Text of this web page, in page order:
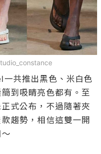
共推出黑色、米白色
到吸睛亮色都有。至
式公布，不過隨著夾
趨勢，相信這雙一開